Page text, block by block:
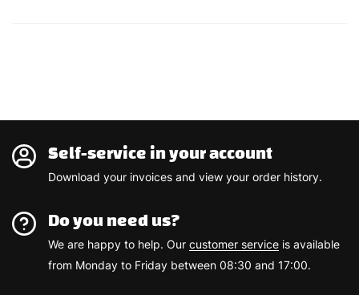
Self-service in your account
Download your invoices and view your order history.
Do you need us?
We are happy to help. Our customer service is available
from Monday to Friday between 08:30 and 17:00.